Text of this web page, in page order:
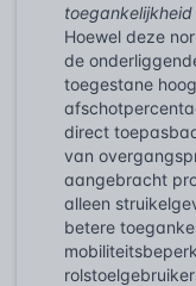
toegankelijkheid
Hoewel deze
de
toegestane
direct
van
aangebracht
alleen
betere